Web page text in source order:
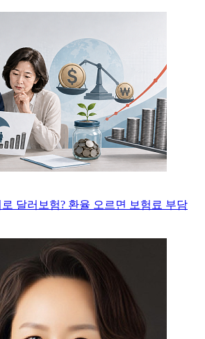
로 달러보험? 환율 오르면 보험료 부담